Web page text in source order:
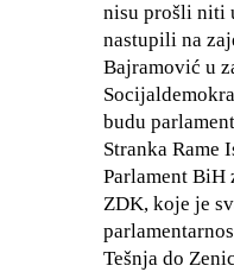
nisu prošli niti
nastupili na
Bajramović u
budu
Stranka Rame
Parlament BiH
ZDK, koje je
Tešnja do